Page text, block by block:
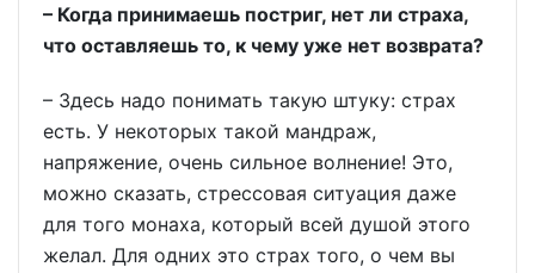
– Когда принимаешь постриг, нет ли страха,
что оставляешь то, к чему уже нет возврата?
– Здесь надо понимать такую штуку: страх
есть. У некоторых такой мандраж,
напряжение, очень сильное волнение! Это,
можно сказать, стрессовая ситуация даже
для того монаха, который всей душой этого
желал. Для одних это страх того, о чем вы